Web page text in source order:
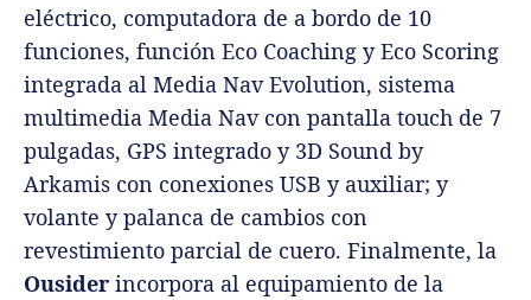
eléctrico, computadora de a bordo de 10
funciones, función Eco Coaching y Eco Scoring
integrada al Media Nav Evolution, sistema
multimedia Media Nav con pantalla touch de 7
pulgadas, GPS integrado y 3D Sound by
Arkamis con conexiones USB y auxiliar; y
volante y palanca de cambios con
revestimiento parcial de cuero. Finalmente, la
Ousider incorpora al equipamiento de la